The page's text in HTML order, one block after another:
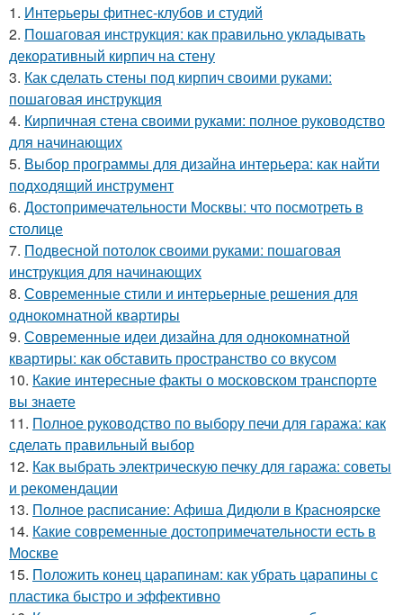
1. Интерьеры фитнес-клубов и студий
2. Пошаговая инструкция: как правильно укладывать
декоративный кирпич на стену
3. Как сделать стены под кирпич своими руками:
пошаговая инструкция
4. Кирпичная стена своими руками: полное руководство
для начинающих
5. Выбор программы для дизайна интерьера: как найти
подходящий инструмент
6. Достопримечательности Москвы: что посмотреть в
столице
7. Подвесной потолок своими руками: пошаговая
инструкция для начинающих
8. Современные стили и интерьерные решения для
однокомнатной квартиры
9. Современные идеи дизайна для однокомнатной
квартиры: как обставить пространство со вкусом
10. Какие интересные факты о московском транспорте
вы знаете
11. Полное руководство по выбору печи для гаража: как
сделать правильный выбор
12. Как выбрать электрическую печку для гаража: советы
и рекомендации
13. Полное расписание: Афиша Дидюли в Красноярске
14. Какие современные достопримечательности есть в
Москве
15. Положить конец царапинам: как убрать царапины с
пластика быстро и эффективно